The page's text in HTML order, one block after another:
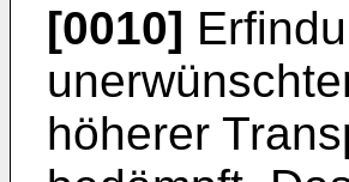
[0010]
höherer